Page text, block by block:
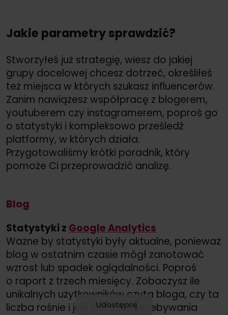
Jakie parametry sprawdzić?
Stworzyłeś już strategię, wiesz do jakiej
grupy docelowej chcesz dotrzeć, określiłeś
też miejsca w których szukasz influencerów.
Zanim nawiążesz współpracę z blogerem,
youtuberem czy instagramerem, poproś go
o statystyki i kompleksowo prześledź
platformy, w których działa.
Przygotowaliśmy krótki poradnik, który
pomoże Ci przeprowadzić analizę.
Blog
Statystyki z Google Analytics
Ważne by statystyki były aktualne, ponieważ
blog w ostatnim czasie mógł zanotować
wzrost lub spadek oglądalności. Poproś
o raport z trzech miesięcy. Zobaczysz ile
unikalnych użytkowników czyta bloga, czy ta
liczba rośnie i jaki jest czas przebywania
Udostępnij